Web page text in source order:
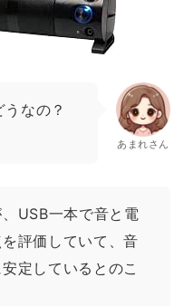
なの？
あまれさん
USB一本で音と電
評価していて、音
定しているとのこ